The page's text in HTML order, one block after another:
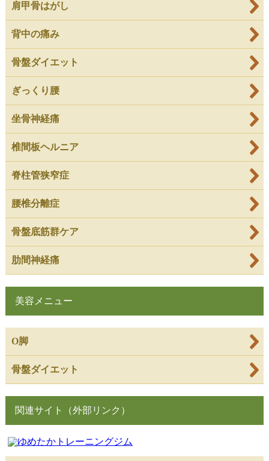
肩甲骨はがし
背中の痛み
骨盤ダイエット
ぎっくり腰
坐骨神経痛
椎間板ヘルニア
脊柱管狭窄症
腰椎分離症
骨盤底筋群ケア
肋間神経痛
美容メニュー
O脚
骨盤ダイエット
関連サイト（外部リンク）